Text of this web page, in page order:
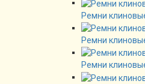
Ремни
Ремни
Ремни